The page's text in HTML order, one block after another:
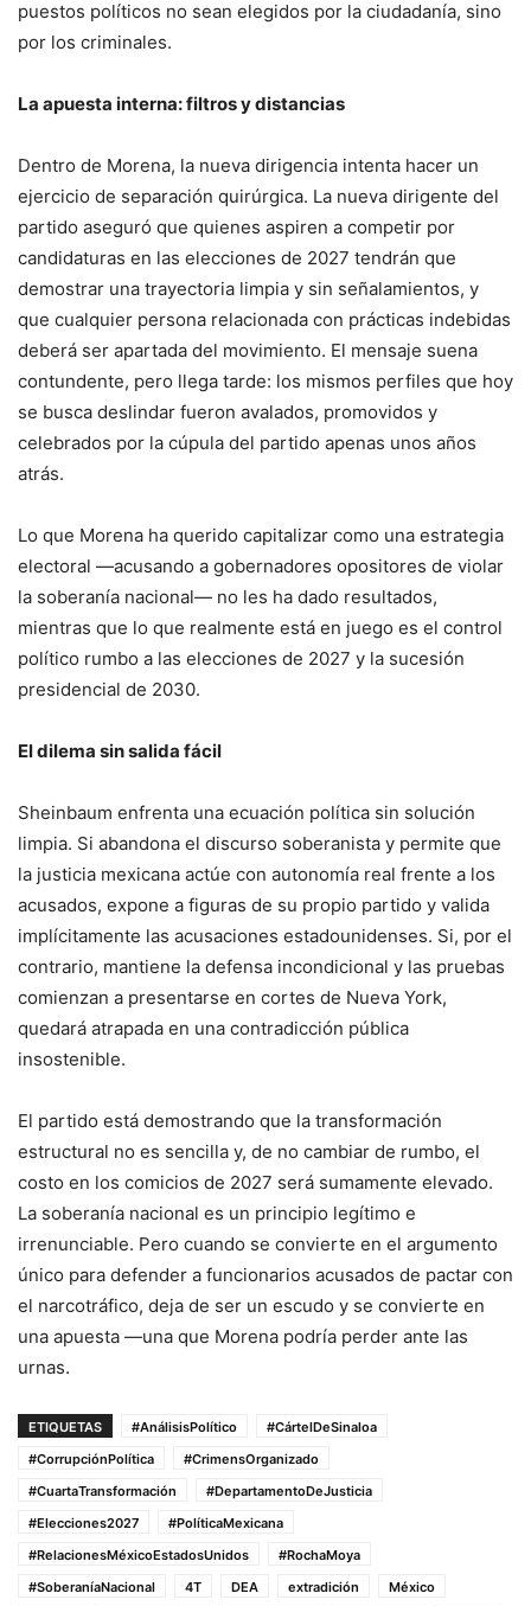
puestos políticos no sean elegidos por la ciudadanía, sino
por los criminales.
La apuesta interna: filtros y distancias
Dentro de Morena, la nueva dirigencia intenta hacer un
ejercicio de separación quirúrgica. La nueva dirigente del
partido aseguró que quienes aspiren a competir por
candidaturas en las elecciones de 2027 tendrán que
demostrar una trayectoria limpia y sin señalamientos, y
que cualquier persona relacionada con prácticas indebidas
deberá ser apartada del movimiento. El mensaje suena
contundente, pero llega tarde: los mismos perfiles que hoy
se busca deslindar fueron avalados, promovidos y
celebrados por la cúpula del partido apenas unos años
atrás.
Lo que Morena ha querido capitalizar como una estrategia
electoral —acusando a gobernadores opositores de violar
la soberanía nacional— no les ha dado resultados,
mientras que lo que realmente está en juego es el control
político rumbo a las elecciones de 2027 y la sucesión
presidencial de 2030.
El dilema sin salida fácil
Sheinbaum enfrenta una ecuación política sin solución
limpia. Si abandona el discurso soberanista y permite que
la justicia mexicana actúe con autonomía real frente a los
acusados, expone a figuras de su propio partido y valida
implícitamente las acusaciones estadounidenses. Si, por el
contrario, mantiene la defensa incondicional y las pruebas
comienzan a presentarse en cortes de Nueva York,
quedará atrapada en una contradicción pública
insostenible.
El partido está demostrando que la transformación
estructural no es sencilla y, de no cambiar de rumbo, el
costo en los comicios de 2027 será sumamente elevado.
La soberanía nacional es un principio legítimo e
irrenunciable. Pero cuando se convierte en el argumento
único para defender a funcionarios acusados de pactar con
el narcotráfico, deja de ser un escudo y se convierte en
una apuesta —una que Morena podría perder ante las
urnas.
ETIQUETAS #AnálisisPolítico
#CártelDeSinaloa
#CorrupciónPolítica
#CrimensOrganizado
#CuartaTransformación
#DepartamentoDeJusticia
#Elecciones2027
#PolíticaMexicana
#RelacionesMéxicoEstadosUnidos
#RochaMoya
#SoberaníaNacional
4T DEA extradición
México